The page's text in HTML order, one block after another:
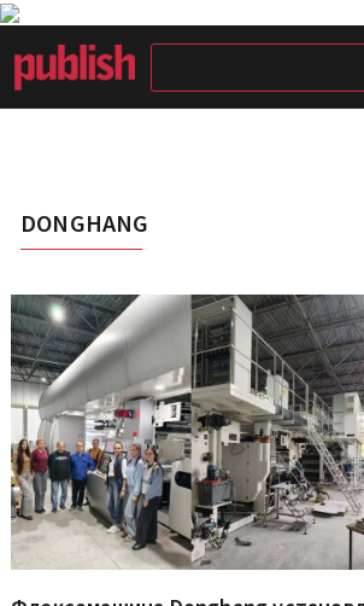
DONGHANG